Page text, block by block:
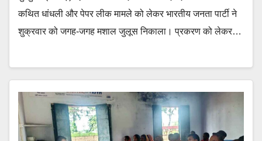
कथित धांधली और पेपर लीक मामले को लेकर भारतीय जनता पार्टी ने
शुक्रवार को जगह-जगह मशाल जुलूस निकाला। प्रकरण को लेकर…